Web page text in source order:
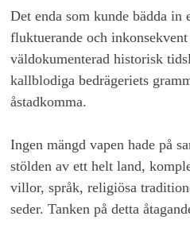
Det enda som kunde bädda in
fluktuerande och
väldokumenterad historisk
kallblodiga bedrägeriets
åstadkomma.
Ingen mängd vapen hade på
stölden av ett helt land,
villor, språk, religiösa
seder. Tanken på detta